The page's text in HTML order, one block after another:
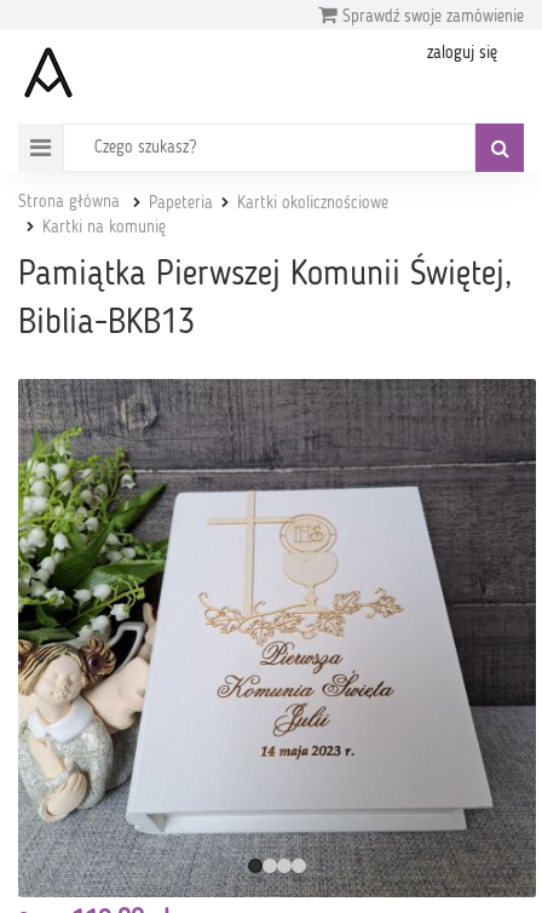
Sprawdź swoje zamówienie
zaloguj się
Strona główna Papeteria
Kartki okolicznościowe
Kartki na komunię
Pamiątka Pierwszej Komunii Świętej,
Biblia-BKB13